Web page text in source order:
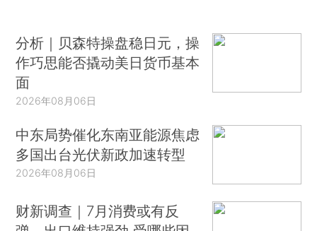
分析｜贝森特操盘稳日元，操
作巧思能否撬动美日货币基本
面
2026年08月06日
中东局势催化东南亚能源焦虑
多国出台光伏新政加速转型
2026年08月06日
财新调查｜7月消费或有反